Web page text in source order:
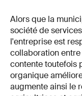
Alors que la
société de
l'entreprise est
collaboration
contente toutefois
organique
augmente ainsi le